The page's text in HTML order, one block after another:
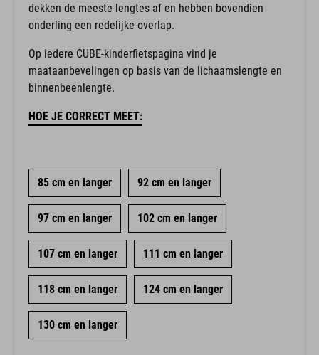
dekken de meeste lengtes af en hebben bovendien
onderling een redelijke overlap.
Op iedere CUBE-kinderfietspagina vind je
maataanbevelingen op basis van de lichaamslengte en
binnenbeenlengte.
HOE JE CORRECT MEET:
85 cm en langer 92 cm en langer
97 cm en langer 102 cm en langer
107 cm en langer 111 cm en langer
118 cm en langer 124 cm en langer
130 cm en langer